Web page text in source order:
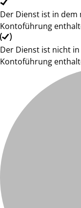
Der Dienst ist in
Kontoführung
Der Dienst ist nicht
Kontoführung